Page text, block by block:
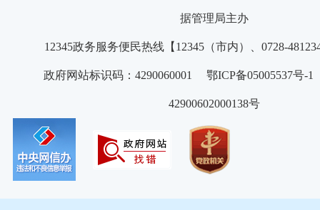
据管理局主办
12345政务服务便民热线【12345（市内）、0728-
政府网站标识码：4290060001 鄂ICP备05005537号
42900602000138号